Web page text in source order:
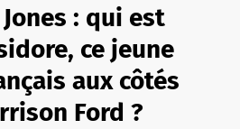
: qui est
ce jeune
aux côtés
Ford ?